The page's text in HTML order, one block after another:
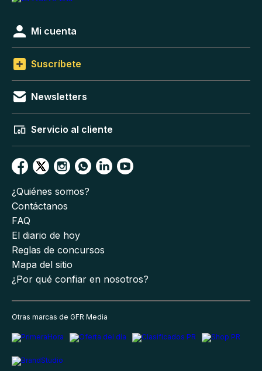
Mi cuenta
Suscríbete
Newsletters
Servicio al cliente
¿Quiénes somos?
Contáctanos
FAQ
El diario de hoy
Reglas de concursos
Mapa del sitio
¿Por qué confiar en nosotros?
Otras marcas de GFR Media